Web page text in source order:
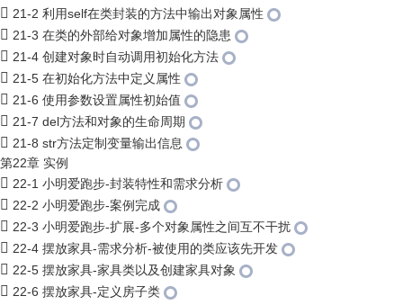
21-2 利用self在类封装的方法中输出对象属性
21-3 在类的外部给对象增加属性的隐患
21-4 创建对象时自动调用初始化方法
21-5 在初始化方法中定义属性
21-6 使用参数设置属性初始值
21-7 del方法和对象的生命周期
21-8 str方法定制变量输出信息
第22章 实例
22-1 小明爱跑步-封装特性和需求分析
22-2 小明爱跑步-案例完成
22-3 小明爱跑步-扩展-多个对象属性之间互不干扰
22-4 摆放家具-需求分析-被使用的类应该先开发
22-5 摆放家具-家具类以及创建家具对象
22-6 摆放家具-定义房子类